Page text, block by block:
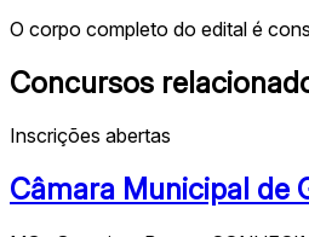
O corpo completo do edital é
Concursos
Inscrições abertas
Câmara Municipal de